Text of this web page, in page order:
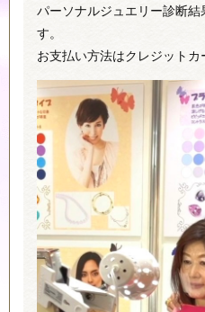
パーソナルジュエリー診断結
す。
お支払い方法はクレジットカ